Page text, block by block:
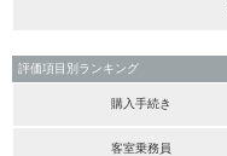
評価項目別ランキング
購入手続き
客室乗務員